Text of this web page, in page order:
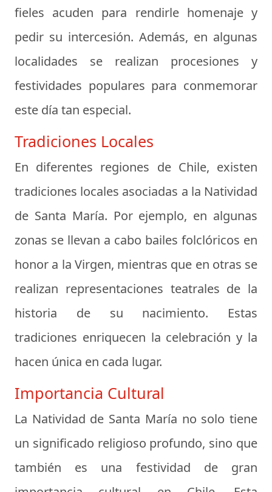
fieles acuden para rendirle homenaje y
pedir su intercesión. Además, en algunas
localidades se realizan procesiones y
festividades populares para conmemorar
este día tan especial.
Tradiciones Locales
En diferentes regiones de Chile, existen
tradiciones locales asociadas a la Natividad
de Santa María. Por ejemplo, en algunas
zonas se llevan a cabo bailes folclóricos en
honor a la Virgen, mientras que en otras se
realizan representaciones teatrales de la
historia de su nacimiento. Estas
tradiciones enriquecen la celebración y la
hacen única en cada lugar.
Importancia Cultural
La Natividad de Santa María no solo tiene
un significado religioso profundo, sino que
también es una festividad de gran